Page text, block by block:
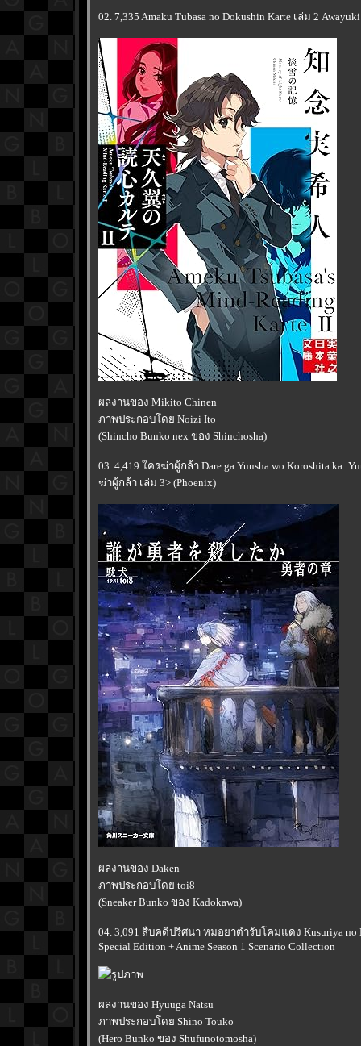
02. 7,335 Amaku Tubasa no Dokushin Karte เล่ม 2
ผลงานของ Mikito Chinen
ภาพประกอบโดย Noizi Ito
(Shincho Bunko nex ของ Shinchosha)
03. 4,419 ใครฆ่าผู้กล้า Dare ga Yuusha wo Koroshita ka:
ฆ่าผู้กล้า เล่ม 3> (Phoenix)
ผลงานของ Daken
ภาพประกอบโดย toi8
(Sneaker Bunko ของ Kadokawa)
04. 3,091 สืบคดีปริศนา หมอยาตำรับโคมแดง Kusuriya no
Special Edition + Anime Season 1 Scenario Collection
ผลงานของ Hyuuga Natsu
ภาพประกอบโดย Shino Touko
(Hero Bunko ของ Shufunotomosha)